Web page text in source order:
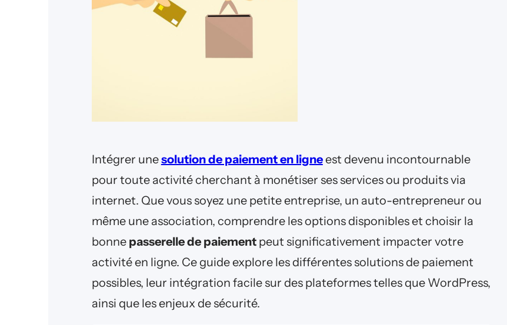
Intégrer unesolution de paiement en ligneest devenu incontournable
pour toute activité cherchant à monétiser ses services ou produits via
internet. Que vous soyez une petite entreprise, un auto-entrepreneur ou
même une association, comprendre les options disponibles et choisir la
bonne passerelle de paiementpeut significativement impacter votre
activité en ligne. Ce guide explore les différentes solutions de paiement
possibles, leur intégration facile sur des plateformes telles que WordPress,
ainsi que les enjeux de sécurité.